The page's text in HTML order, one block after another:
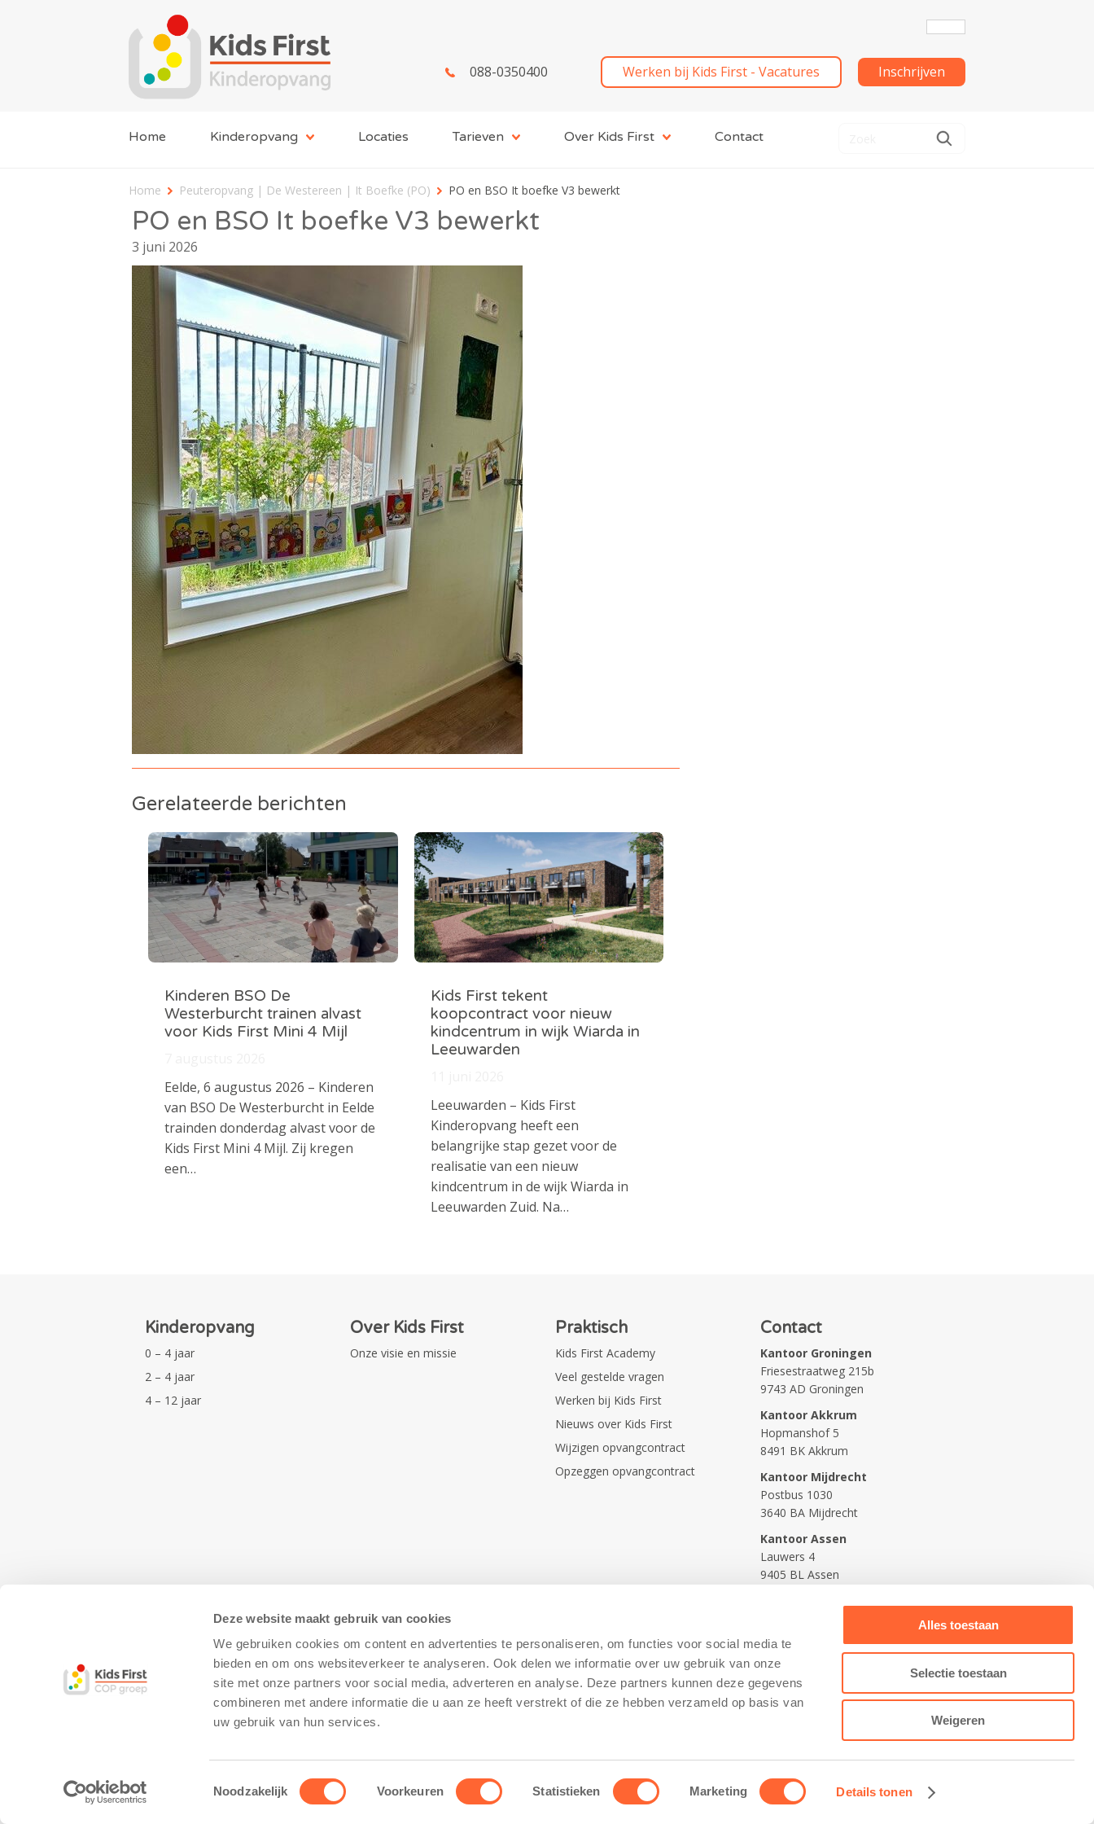
Deze website maakt gebruik van cookies
We gebruiken cookies om content en advertenties te personaliseren, om functies voor social media te
bieden en om ons websiteverkeer te analyseren. Ook delen we informatie over uw gebruik van onze
site met onze partners voor social media, adverteren en analyse. Deze partners kunnen deze gegevens
combineren met andere informatie die u aan ze heeft verstrekt of die ze hebben verzameld op basis van
uw gebruik van hun services.
Toestemmingsselectie
Noodzakelijk Voorkeuren Statistieken Marketing Details tonen
Alles toestaan
Selectie toestaan
Weigeren
088-0350400 Werken bij Kids First - Vacatures Inschrijven
Home Kinderopvang Locaties Tarieven Over Kids First Contact
Home Peuteropvang | De Westereen | It Boefke (PO) PO en BSO It boefke V3 bewerkt
PO en BSO It boefke V3 bewerkt
3 juni 2026
Gerelateerde berichten
Kinderen BSO De
Westerburcht trainen alvast
voor Kids First Mini 4 Mijl
Eelde, 6 augustus 2026 – Kinderen
van BSO De Westerburcht in Eelde
trainden donderdag alvast voor de
Kids First Mini 4 Mijl. Zij kregen
een…
Kids First tekent
koopcontract voor nieuw
kindcentrum in wijk Wiarda in
Leeuwarden
Leeuwarden – Kids First
Kinderopvang heeft een
belangrijke stap gezet voor de
realisatie van een nieuw
kindcentrum in de wijk Wiarda in
Leeuwarden Zuid. Na…
Kinderopvang
0 – 4 jaar
2 – 4 jaar
4 – 12 jaar
Over Kids First
Onze visie en missie
Praktisch
Kids First Academy
Veel gestelde vragen
Werken bij Kids First
Nieuws over Kids First
Wijzigen opvangcontract
Opzeggen opvangcontract
Contact
Kantoor Groningen
Friesestraatweg 215b
9743 AD Groningen
Kantoor Akkrum
Hopmanshof 5
8491 BK Akkrum
Kantoor Mijdrecht
Postbus 1030
3640 BA Mijdrecht
Kantoor Assen
Lauwers 4
9405 BL Assen
© Copyright - Kidsfirst Privacy Policy –Disclaimer– Cookiebeleid
Contact opnemen